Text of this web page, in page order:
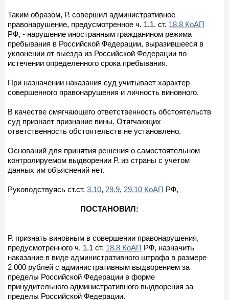
Таким образом, Р. совершил административное
правонарушение, предусмотренное ч. 1.1. ст. 18.8 КоАП
РФ, - нарушение иностранным гражданином режима
пребывания в Российской Федерации, выразившееся в
уклонении от выезда из Российской Федерации по
истечении определенного срока пребывания.
При назначении наказания суд учитывает характер
совершенного правонарушения и личность виновного.
В качестве смягчающего ответственность обстоятельств
суд признает признание вины. Отягчающих
ответственность обстоятельств не установлено.
Оснований для принятия решения о самостоятельном
контролируемом выдворении Р. из страны с учетом
данных им объяснений нет.
Руководствуясь ст.ст. 3.10, 29.9, 29.10 КоАП РФ,
ПОСТАНОВИЛ:
Р. признать виновным в совершении правонарушения,
предусмотренного ч. 1.1 ст. 18.8 КоАП РФ, назначить
наказание в виде административного штрафа в размере
2 000 рублей с административным выдворением за
пределы Российской Федерации в форме
принудительного административного выдворения за
пределы Российской Федерации.